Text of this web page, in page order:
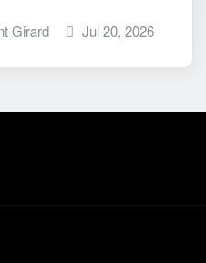
Girard Jul 20, 2026